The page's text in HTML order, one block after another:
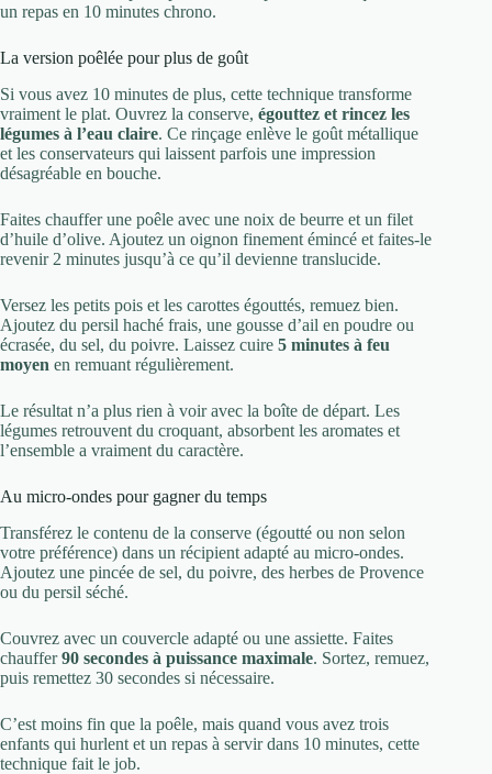
un repas en 10 minutes chrono.
La version poêlée pour plus de goût
Si vous avez 10 minutes de plus, cette technique transforme
vraiment le plat. Ouvrez la conserve, égouttez et rincez les
légumes à l’eau claire. Ce rinçage enlève le goût métallique
et les conservateurs qui laissent parfois une impression
désagréable en bouche.
Faites chauffer une poêle avec une noix de beurre et un filet
d’huile d’olive. Ajoutez un oignon finement émincé et faites-le
revenir 2 minutes jusqu’à ce qu’il devienne translucide.
Versez les petits pois et les carottes égouttés, remuez bien.
Ajoutez du persil haché frais, une gousse d’ail en poudre ou
écrasée, du sel, du poivre. Laissez cuire 5 minutes à feu
moyen en remuant régulièrement.
Le résultat n’a plus rien à voir avec la boîte de départ. Les
légumes retrouvent du croquant, absorbent les aromates et
l’ensemble a vraiment du caractère.
Au micro-ondes pour gagner du temps
Transférez le contenu de la conserve (égoutté ou non selon
votre préférence) dans un récipient adapté au micro-ondes.
Ajoutez une pincée de sel, du poivre, des herbes de Provence
ou du persil séché.
Couvrez avec un couvercle adapté ou une assiette. Faites
chauffer90 secondes à puissance maximale. Sortez, remuez,
puis remettez 30 secondes si nécessaire.
C’est moins fin que la poêle, mais quand vous avez trois
enfants qui hurlent et un repas à servir dans 10 minutes, cette
technique fait le job.